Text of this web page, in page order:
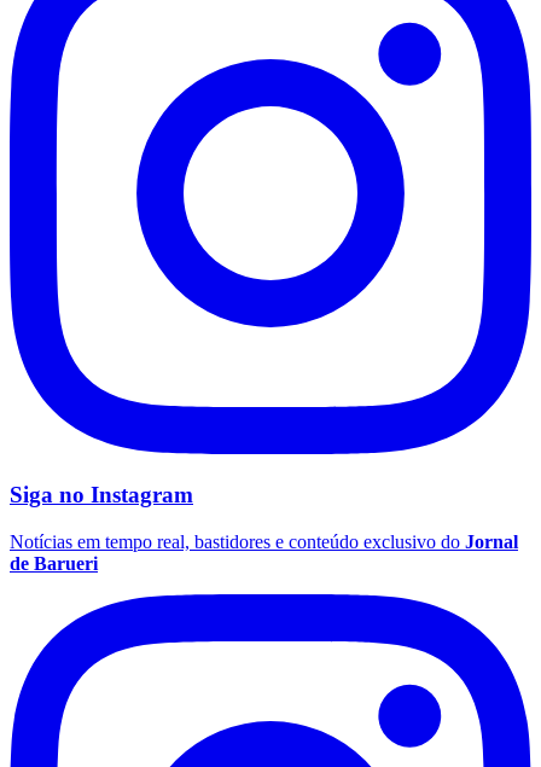
Siga no Instagram
Notícias em tempo real, bastidores e conteúdo exclusivo do Jornal
de Barueri